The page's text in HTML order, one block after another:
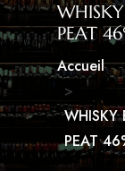
WHISKY
PEAT
Accueil
WHISKY
PEAT